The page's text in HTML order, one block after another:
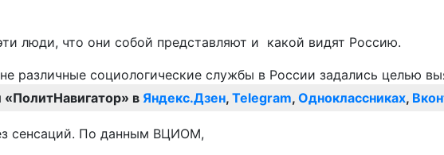
люди, что они собой представляют и какой видят Россию.
в Яндекс.Дзен, Telegram, Одноклассниках,
сенсаций. По данным ВЦИОМ,